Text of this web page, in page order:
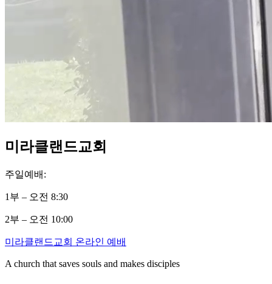
미라클랜드교회
주일예배:
1부 – 오전 8:30
2부 – 오전 10:00
미라클랜드교회 온라인 예배
A church that saves souls and makes disciples